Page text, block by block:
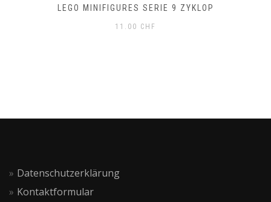
LEGO MINIFIGURES SERIE 9 ZYKLOP
11.00 CHF
Datenschutzerklärung
Kontaktformular